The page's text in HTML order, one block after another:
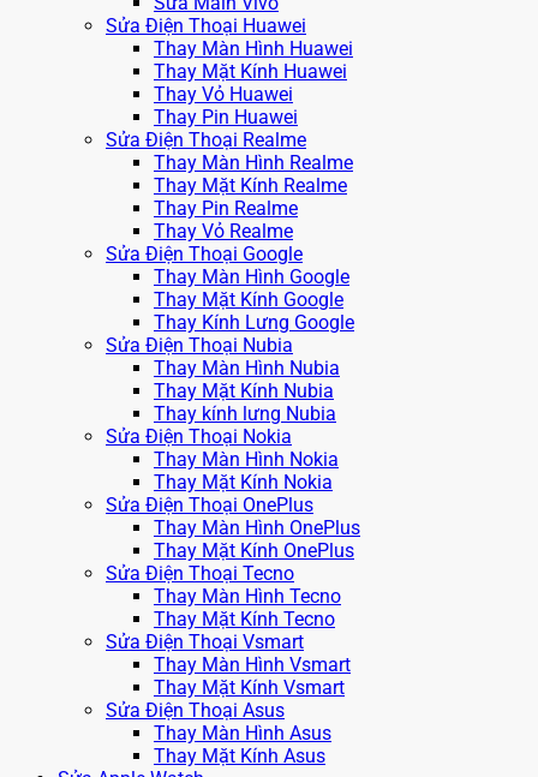
Sửa Điện Thoại Huawei
Thay Màn Hình Huawei
Thay Mặt Kính Huawei
Thay Vỏ Huawei
Thay Pin Huawei
Sửa Điện Thoại Realme
Thay Màn Hình Realme
Thay Mặt Kính Realme
Thay Pin Realme
Thay Vỏ Realme
Sửa Điện Thoại Google
Thay Màn Hình Google
Thay Mặt Kính Google
Thay Kính Lưng Google
Sửa Điện Thoại Nubia
Thay Màn Hình Nubia
Thay Mặt Kính Nubia
Thay kính lưng Nubia
Sửa Điện Thoại Nokia
Thay Màn Hình Nokia
Thay Mặt Kính Nokia
Sửa Điện Thoại OnePlus
Thay Màn Hình OnePlus
Thay Mặt Kính OnePlus
Sửa Điện Thoại Tecno
Thay Màn Hình Tecno
Thay Mặt Kính Tecno
Sửa Điện Thoại Vsmart
Thay Màn Hình Vsmart
Thay Mặt Kính Vsmart
Sửa Điện Thoại Asus
Thay Màn Hình Asus
Thay Mặt Kính Asus